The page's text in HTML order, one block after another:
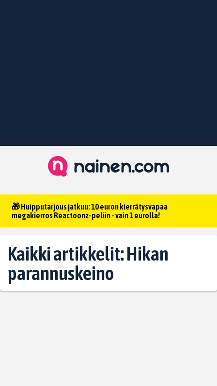
🎁 Huipputarjous jatkuu: 10 euron kierrätysvapaa
megakierros Reactoonz-peliin - vain 1 eurolla!
Kaikki artikkelit: Hikan
parannuskeino